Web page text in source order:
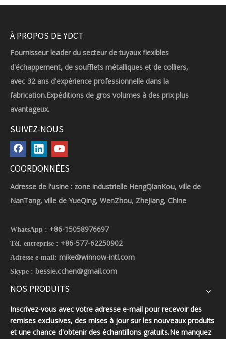
À PROPOS DE YDCT
Fournisseur leader du secteur de tuyaux flexibles
d'échappement, de soufflets métalliques et de colliers,
avec 32 ans d'expérience professionnelle dans la
fabrication.Expéditions de gros volumes à des prix plus
avantageux.
SUIVEZ-NOUS
COORDONNÉES
Adresse de l'usine : zone industrielle HengQianKou, ville de
NanTang, ville de YueQing, WenZhou, ZheJiang, Chine
WhatsApp : +86-15058976697
Tél. entreprise : +86-577-62250902
Adresse e-mail: mike@winnow-intl.com
Skype : bessie.cchen@gmail.com
NOS PRODUITS
Inscrivez-vous avec votre adresse e-mail pour recevoir des
remises exclusives, des mises à jour sur les nouveaux produits
et une chance d'obtenir des échantillons gratuits.Ne manquez